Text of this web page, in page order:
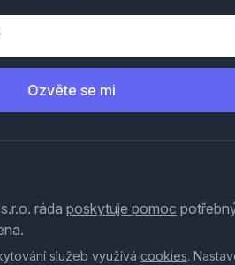
Ozvěte se mi
ráda poskytuje pomoc
služeb využívá cookies.